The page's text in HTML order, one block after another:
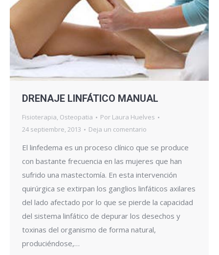
DRENAJE LINFÁTICO MANUAL
Fisioterapia, Osteopatia Por Laura Huelves
24 septiembre, 2013
Deja un comentario
El linfedema es un proceso clínico que se produce
con bastante frecuencia en las mujeres que han
sufrido una mastectomía. En esta intervención
quirúrgica se extirpan los ganglios linfáticos axilares
del lado afectado por lo que se pierde la capacidad
del sistema linfático de depurar los desechos y
toxinas del organismo de forma natural,
produciéndose,…